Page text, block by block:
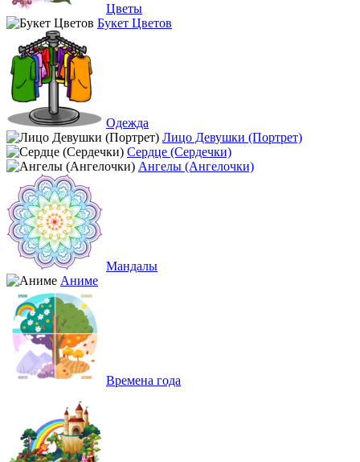
Цветы
Букет Цветов
Одежда
Лицо Девушки (Портрет)
Сердце (Сердечки)
Ангелы (Ангелочки)
Мандалы
Аниме
Времена года